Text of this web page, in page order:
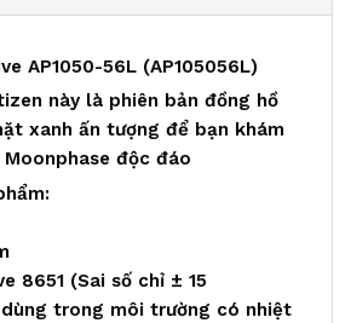
AP1050-56L (AP105056L)
này là phiên bản đồng hồ
xanh ấn tượng để bạn khám
độc đáo
8651 (Sai số chỉ ± 15
trong môi trường có nhiệt